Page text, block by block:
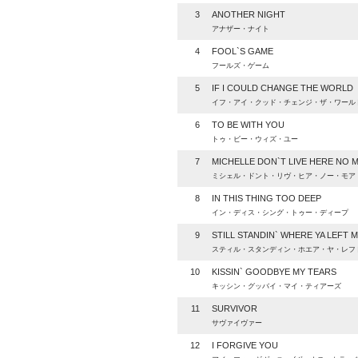
3 ANOTHER NIGHT
アナザー・ナイト
4 FOOL`S GAME
フールズ・ゲーム
5 IF I COULD CHANGE THE WORLD
イフ・アイ・クッド・チェンジ・ザ・ワール
6 TO BE WITH YOU
トゥ・ビー・ウィズ・ユー
7 MICHELLE DON`T LIVE HERE NO
ミシェル・ドント・リヴ・ヒア・ノー・モア
8 IN THIS THING TOO DEEP
イン・ディス・シング・トゥー・ディープ
9 STILL STANDIN` WHERE YA LEFT
スティル・スタンディン・ホエア・ヤ・レフ
10 KISSIN` GOODBYE MY TEARS
キッシン・グッバイ・マイ・ティアーズ
11 SURVIVOR
サヴァイヴァー
12 I FORGIVE YOU